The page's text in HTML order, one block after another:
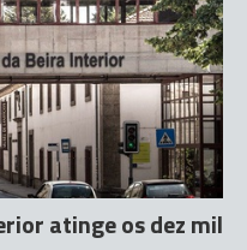
atinge os dez mil